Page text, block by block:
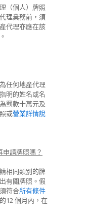
（個人）牌照
理業務前，須
代理亦應在該
任何地產代理
明的姓名或名
罰款十萬元及
或營業詳情說
請牌照嗎？
相同類別的牌
有關牌照。假
符合所有條件
12 個月內，在